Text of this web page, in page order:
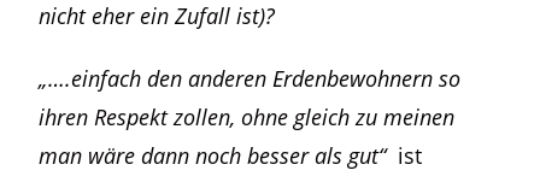
nicht eher ein Zufall ist)?
„….einfach den anderen Erdenbewohnern so
ihren Respekt zollen, ohne gleich zu meinen
man wäre dann noch besser als gut“ ist